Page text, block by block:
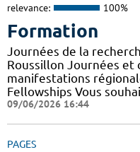
relevance: 100%
Formation
Journées de la
Roussillon Journées et
manifestations
Fellowships Vous
09/06/2026 16:44
PAGES